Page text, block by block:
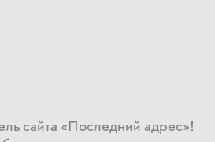
сайта «Последний адрес»!